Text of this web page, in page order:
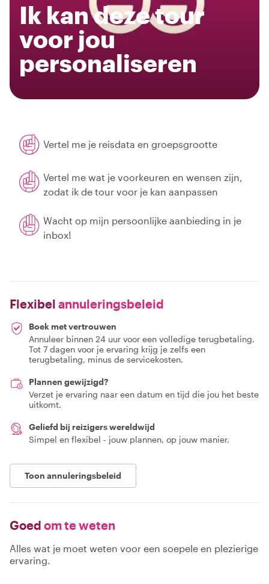
Ik kan deze tour
voor jou
personaliseren
Vertel me je reisdata en groepsgrootte
Vertel me wat je voorkeuren en wensen zijn,
zodat ik de tour voor je kan aanpassen
Wacht op mijn persoonlijke aanbieding in je
inbox!
Flexibel annuleringsbeleid
Boek met vertrouwen
Annuleer binnen 24 uur voor een volledige terugbetaling.
Tot 7 dagen voor je ervaring krijg je zelfs een
terugbetaling, minus de servicekosten.
Plannen gewijzigd?
Verzet je ervaring naar een datum en tijd die jou het beste
uitkomt.
Geliefd bij reizigers wereldwijd
Simpel en flexibel - jouw plannen, op jouw manier.
Toon annuleringsbeleid
Goed om te weten
Alles wat je moet weten voor een soepele en plezierige
ervaring.